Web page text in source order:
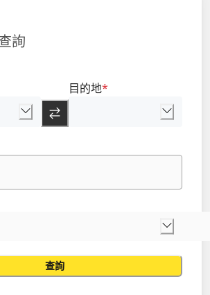
詢
目的地*
查詢